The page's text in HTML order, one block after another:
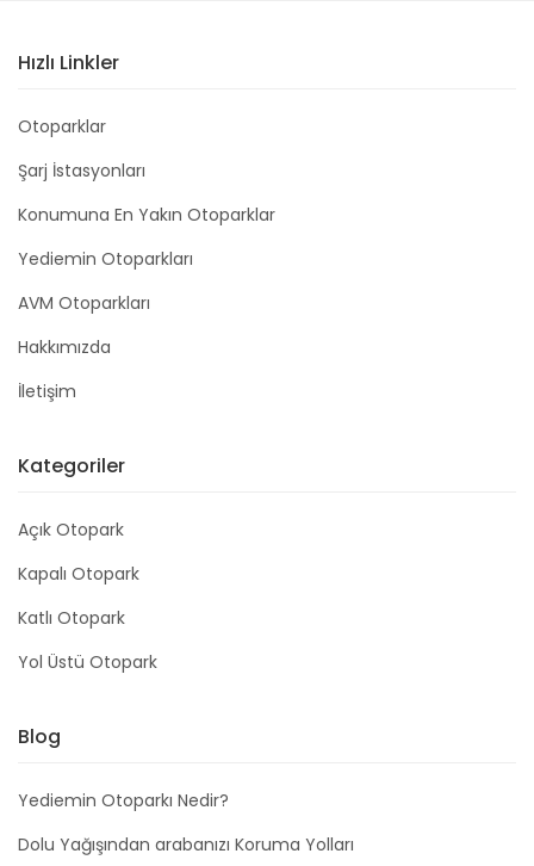
Hızlı Linkler
Otoparklar
Şarj İstasyonları
Konumuna En Yakın Otoparklar
Yediemin Otoparkları
AVM Otoparkları
Hakkımızda
İletişim
Kategoriler
Açık Otopark
Kapalı Otopark
Katlı Otopark
Yol Üstü Otopark
Blog
Yediemin Otoparkı Nedir?
Dolu Yağışından arabanızı Koruma Yolları